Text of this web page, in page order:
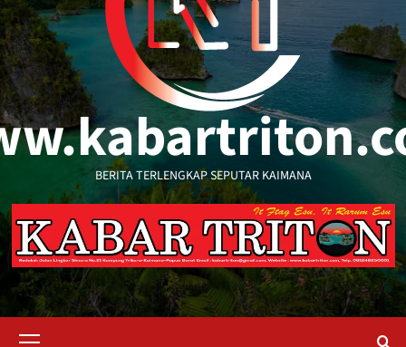
BERITA TERLENGKAP SEPUTAR KAIMANA